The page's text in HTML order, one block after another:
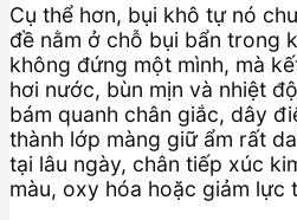
Cụ thể hơn, bụi khô tự nó
đề nằm ở chỗ bụi bẩn trong
không đứng một mình, mà
hơi nước, bùn mịn và nhiệt
bám quanh chân giắc, dây
thành lớp màng giữ ẩm rất
tại lâu ngày, chân tiếp xúc
màu, oxy hóa hoặc giảm lực